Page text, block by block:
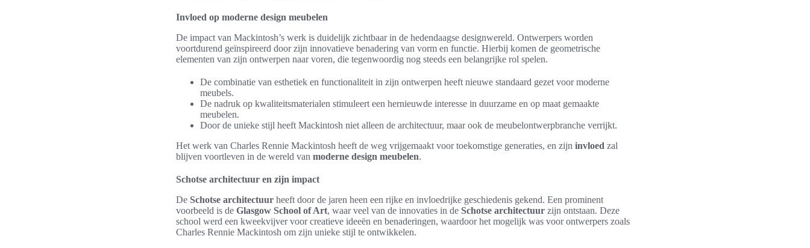
Invloed op moderne design meubelen
De impact van Mackintosh’s werk is duidelijk zichtbaar in de hedendaagse designwereld. Ontwerpers worden
voortdurend geïnspireerd door zijn innovatieve benadering van vorm en functie. Hierbij komen de geometrische
elementen van zijn ontwerpen naar voren, die tegenwoordig nog steeds een belangrijke rol spelen.
De combinatie van esthetiek en functionaliteit in zijn ontwerpen heeft nieuwe standaard gezet voor moderne
meubels.
De nadruk op kwaliteitsmaterialen stimuleert een hernieuwde interesse in duurzame en op maat gemaakte
meubelen.
Door de unieke stijl heeft Mackintosh niet alleen de architectuur, maar ook de meubelontwerpbranche verrijkt.
Het werk van Charles Rennie Mackintosh heeft de weg vrijgemaakt voor toekomstige generaties, en zijn invloed zal
blijven voortleven in de wereld van moderne design meubelen.
Schotse architectuur en zijn impact
De Schotse architectuur heeft door de jaren heen een rijke en invloedrijke geschiedenis gekend. Een prominent
voorbeeld is de Glasgow School of Art, waar veel van de innovaties in de Schotse architectuur zijn ontstaan. Deze
school werd een kweekvijver voor creatieve ideeën en benaderingen, waardoor het mogelijk was voor ontwerpers zoals
Charles Rennie Mackintosh om zijn unieke stijl te ontwikkelen.